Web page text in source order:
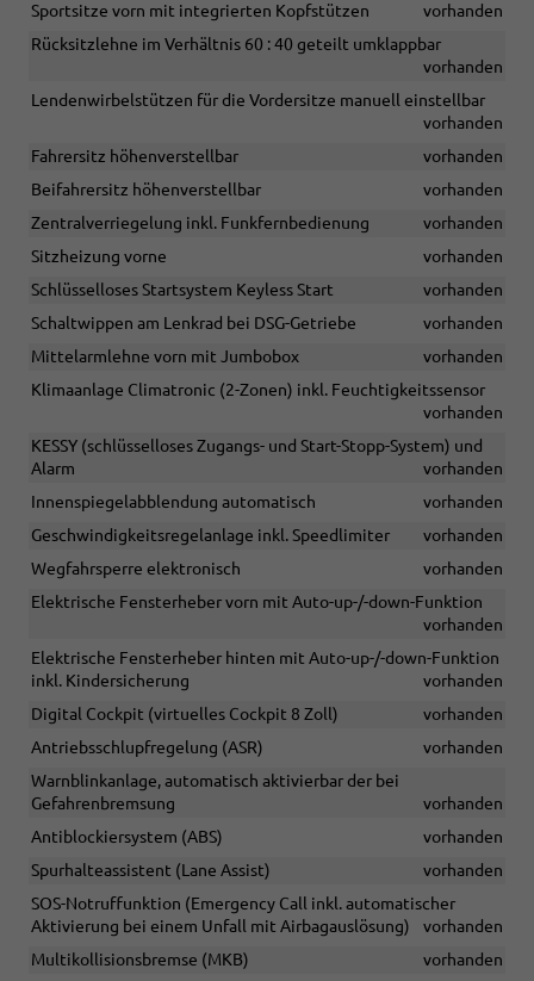
Sportsitze vorn mit integrierten Kopfstützen
vorhanden
Rücksitzlehne im Verhältnis 60 : 40 geteilt umklappbar
vorhanden
Lendenwirbelstützen für die Vordersitze manuell einstellbar
vorhanden
Fahrersitz höhenverstellbar
vorhanden
Beifahrersitz höhenverstellbar
vorhanden
Zentralverriegelung inkl. Funkfernbedienung
vorhanden
Sitzheizung vorne
vorhanden
Schlüsselloses Startsystem Keyless Start
vorhanden
Schaltwippen am Lenkrad bei DSG-Getriebe
vorhanden
Mittelarmlehne vorn mit Jumbobox
vorhanden
Klimaanlage Climatronic (2-Zonen) inkl. Feuchtigkeitssensor
vorhanden
KESSY (schlüsselloses Zugangs- und Start-Stopp-System) und
Alarm
vorhanden
Innenspiegelabblendung automatisch
vorhanden
Geschwindigkeitsregelanlage inkl. Speedlimiter
vorhanden
Wegfahrsperre elektronisch
vorhanden
Elektrische Fensterheber vorn mit Auto-up-/-down-Funktion
vorhanden
Elektrische Fensterheber hinten mit Auto-up-/-down-Funktion
inkl. Kindersicherung
vorhanden
Digital Cockpit (virtuelles Cockpit 8 Zoll)
vorhanden
Antriebsschlupfregelung (ASR)
vorhanden
Warnblinkanlage, automatisch aktivierbar der bei
Gefahrenbremsung
vorhanden
Antiblockiersystem (ABS)
vorhanden
Spurhalteassistent (Lane Assist)
vorhanden
SOS-Notruffunktion (Emergency Call inkl. automatischer
Aktivierung bei einem Unfall mit Airbagauslösung)
vorhanden
Multikollisionsbremse (MKB)
vorhanden